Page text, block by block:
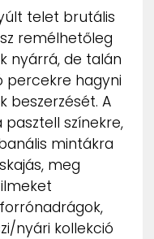
TÁJÉKOZTATÓ
telet brutális
remélhetőleg
nyárrá, de talán
percekre hagyni
beszerzését. A
pasztell színekre,
mintákra
meg
nyári kollekció